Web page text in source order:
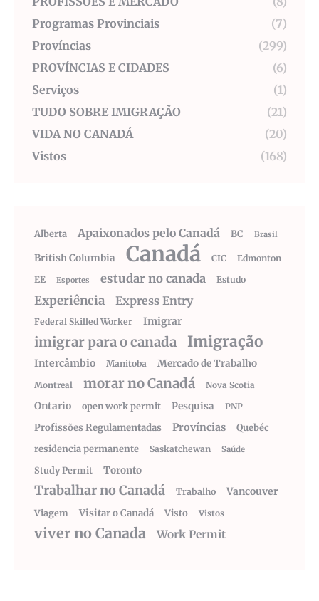
Programas Provinciais
(7)
Províncias
(299)
PROVÍNCIAS E CIDADES
(6)
Serviços
(1)
TUDO SOBRE IMIGRAÇÃO
(21)
VIDA NO CANADÁ
(20)
Vistos
(168)
Alberta Apaixonados pelo Canadá BC Brasil
British Columbia Canadá CIC
Edmonton
EE
Esportes estudar no canada Estudo
Experiência Express Entry
Federal Skilled Worker Imigrar
imigrar para o canada Imigração
Intercâmbio Manitoba Mercado de Trabalho
Montreal morar no Canadá Nova Scotia
Ontario open work permit Pesquisa PNP
Profissões Regulamentadas Províncias
Quebéc
residencia permanente
Saskatchewan Saúde
Study Permit Toronto
Trabalhar no Canadá Trabalho Vancouver
Viagem Visitar o Canadá Visto Vistos
viver no Canada Work Permit